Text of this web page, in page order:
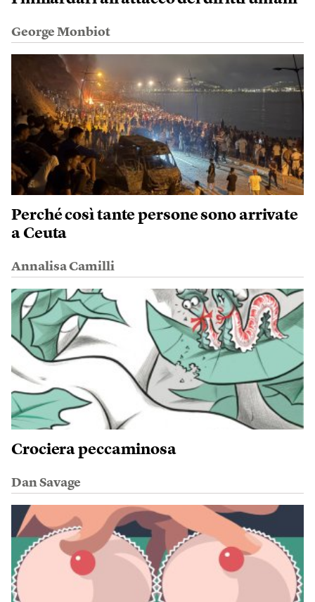
George Monbiot
Perché così tante persone sono arrivate
a Ceuta
Annalisa Camilli
Crociera peccaminosa
Dan Savage